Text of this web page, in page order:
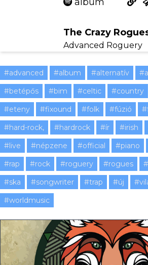
The Crazy
Advanced Roguery
#advanced #album #alternatív
#betépős
#bim #celtic #country
#eteny
#fixound #folk #fúzió
#hard-rock,
#hardrock #ír #irish
#live
#népzene #official #piano
#rap
#rock #roguery #rogues
#ska
#songwriter #trap #új
#worldmusic